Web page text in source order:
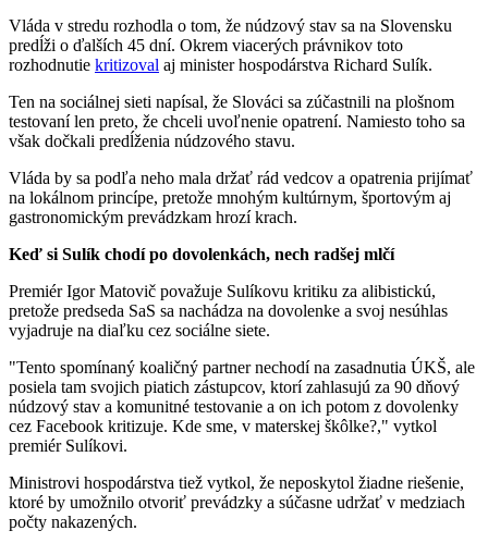
Vláda v stredu rozhodla o tom, že núdzový stav sa na Slovensku
predĺži o ďalších 45 dní. Okrem viacerých právnikov toto
rozhodnutie kritizoval aj minister hospodárstva Richard Sulík.
Ten na sociálnej sieti napísal, že Slováci sa zúčastnili na plošnom
testovaní len preto, že chceli uvoľnenie opatrení. Namiesto toho sa
však dočkali predĺženia núdzového stavu.
Vláda by sa podľa neho mala držať rád vedcov a opatrenia prijímať
na lokálnom princípe, pretože mnohým kultúrnym, športovým aj
gastronomickým prevádzkam hrozí krach.
Keď si Sulík chodí po dovolenkách, nech radšej mlčí
Premiér Igor Matovič považuje Sulíkovu kritiku za alibistickú,
pretože predseda SaS sa nachádza na dovolenke a svoj nesúhlas
vyjadruje na diaľku cez sociálne siete.
"Tento spomínaný koaličný partner nechodí na zasadnutia ÚKŠ, ale
posiela tam svojich piatich zástupcov, ktorí zahlasujú za 90 dňový
núdzový stav a komunitné testovanie a on ich potom z dovolenky
cez Facebook kritizuje. Kde sme, v materskej škôlke?," vytkol
premiér Sulíkovi.
Ministrovi hospodárstva tiež vytkol, že neposkytol žiadne riešenie,
ktoré by umožnilo otvoriť prevádzky a súčasne udržať v medziach
počty nakazených.